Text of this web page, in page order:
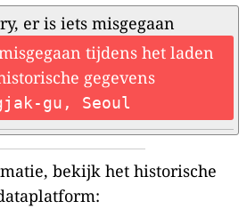
er is iets misgegaan
tijdens het laden
gegevens
gu, Seoul
bekijk het historische